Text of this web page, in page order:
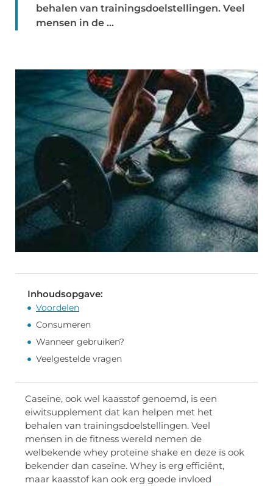
behalen van trainingsdoelstellingen. Veel
mensen in de ...
Inhoudsopgave:
Voordelen
Consumeren
Wanneer gebruiken?
Veelgestelde vragen
Caseïne, ook wel kaasstof genoemd, is een
eiwitsupplement dat kan helpen met het
behalen van trainingsdoelstellingen. Veel
mensen in de fitness wereld nemen de
welbekende whey proteïne shake en deze is ook
bekender dan caseïne. Whey is erg efficiënt,
maar kaasstof kan ook erg goede invloed